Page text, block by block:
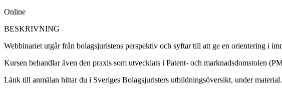
Online
BESKRIVNING
Webbinariet utgår från bolagsjuristens perspektiv och syftar till att ge en orientering i
Kursen behandlar även den praxis som utvecklats i Patent- och marknadsdomstolen
Länk till anmälan hittar du i Sveriges Bolagsjuristers utbildningsöversikt, under material.